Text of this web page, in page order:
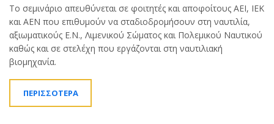
Το σεμινάριο απευθύνεται σε φοιτητές και αποφοίτους ΑΕΙ, ΙΕΚ
και ΑΕΝ που επιθυμούν να σταδιοδρομήσουν στη ναυτιλία,
αξιωματικούς Ε.Ν., Λιμενικού Σώματος και Πολεμικού Ναυτικού
καθώς και σε στελέχη που εργάζονται στη ναυτιλιακή
βιομηχανία.
ΠΕΡΙΣΣΟΤΕΡΑ